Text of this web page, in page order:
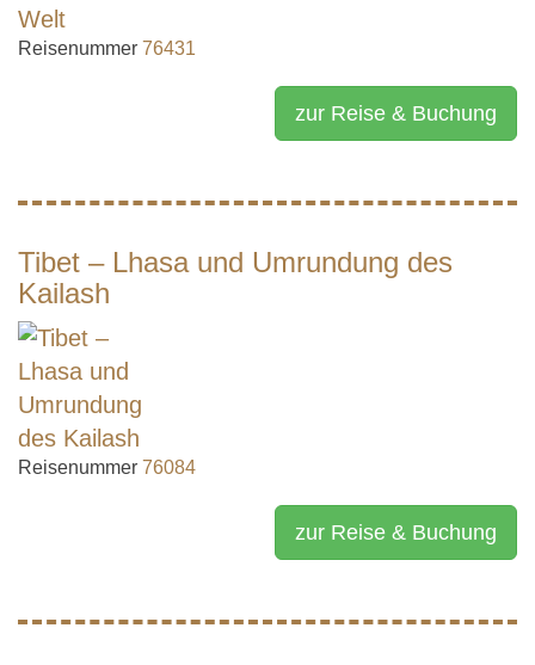
Reisenummer 76431
zur Reise & Buchung
Tibet – Lhasa und Umrundung des
Kailash
Reisenummer 76084
zur Reise & Buchung